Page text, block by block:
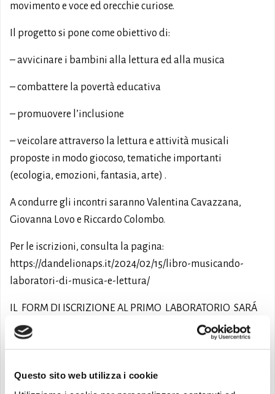
Questo sito web utilizza i cookie
movimento e voce ed orecchie curiose.
Il progetto si pone come obiettivo di:
– avvicinare i bambini alla lettura ed alla musica
– combattere la povertà educativa
– promuovere l’inclusione
– veicolare attraverso la lettura e attività musicali
proposte in modo giocoso, tematiche importanti
(ecologia, emozioni, fantasia, arte) .
A condurre gli incontri saranno Valentina Cavazzana,
Giovanna Lovo e Riccardo Colombo.
Per le iscrizioni, consulta la pagina:
https://dandelionaps.it/2024/02/15/libro-musicando-
laboratori-di-musica-e-lettura/
IL FORM DI ISCRIZIONE AL PRIMO LABORATORIO SARÁ
ATTIVATO IL 3 APRILE – I FORM DEGLI INCONTRI
SUCCESSIVI SARANNO ATTIVATI IL 20 APRILE (2°
MAGGIO (4° LABORATORIO)